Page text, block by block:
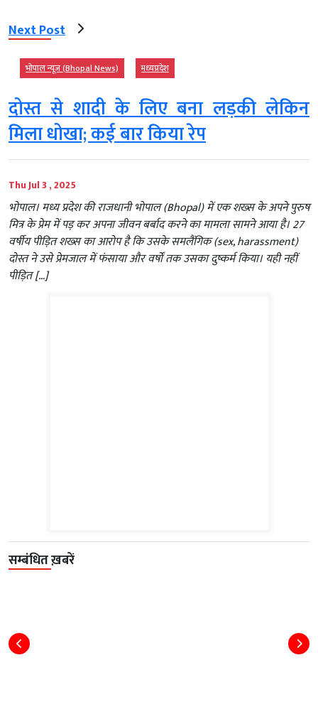
Next Post
भोपाल न्यूज़ (Bhopal News) मध्‍यप्रदेश
दोस्त से शादी के लिए बना लड़की लेकिन
मिला धोखा; कई बार किया रेप
Thu Jul 3 , 2025
भोपाल। मध्य प्रदेश की राजधानी भोपाल (Bhopal) में एक शख्स के अपने पुरुष
मित्र के प्रेम में पड़ कर अपना जीवन बर्बाद करने का मामला सामने आया है। 27
वर्षीय पीड़ित शख्स का आरोप है कि उसके समलैंगिक (sex, harassment)
दोस्त ने उसे प्रेमजाल में फंसाया और वर्षों तक उसका दुष्कर्म किया। यही नहीं
पीड़ित […]
सम्बंधित ख़बरें